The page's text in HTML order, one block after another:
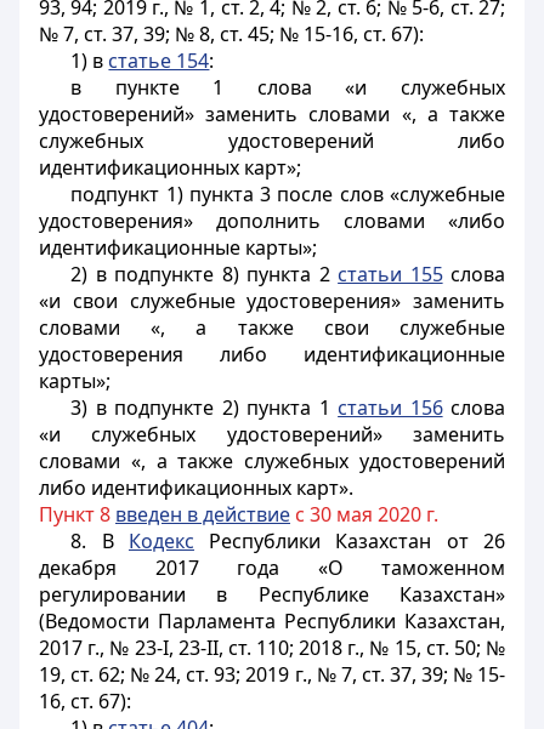
93, 94; 2019 г., № 1, ст. 2, 4; № 2, ст. 6; № 5-6, ст. 27;
№ 7, ст. 37, 39; № 8, ст. 45; № 15-16, ст. 67):
1) в статье 154:
в пункте 1 слова «и служебных
удостоверений» заменить словами «, а также
служебных удостоверений либо
идентификационных карт»;
подпункт 1) пункта 3 после слов «служебные
удостоверения» дополнить словами «либо
идентификационные карты»;
2) в подпункте 8) пункта 2 статьи 155слова
«и свои служебные удостоверения» заменить
словами «, а также свои служебные
удостоверения либо идентификационные
карты»;
3) в подпункте 2) пункта 1 статьи 156слова
«и служебных удостоверений» заменить
словами «, а также служебных удостоверений
либо идентификационных карт».
Пункт 8 введен в действие с 30 мая 2020 г.
8. В Кодекс Республики Казахстан от 26
декабря 2017 года «О таможенном
регулировании в Республике Казахстан»
(Ведомости Парламента Республики Казахстан,
2017 г., № 23-I, 23-II, ст. 110; 2018 г., № 15, ст. 50; №
19, ст. 62; № 24, ст. 93; 2019 г., № 7, ст. 37, 39; № 15-
16, ст. 67):